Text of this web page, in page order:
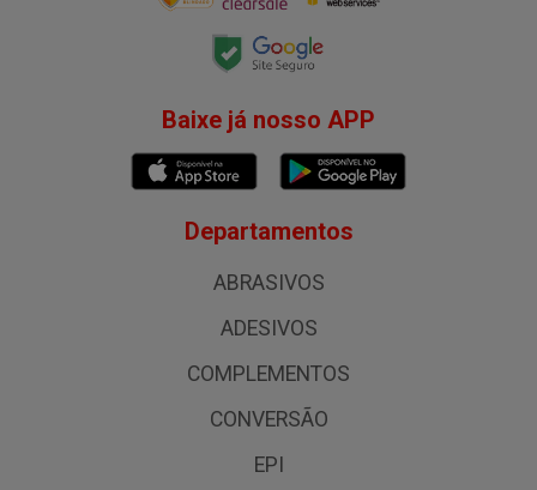
Baixe já nosso APP
Departamentos
ABRASIVOS
ADESIVOS
COMPLEMENTOS
CONVERSÃO
EPI